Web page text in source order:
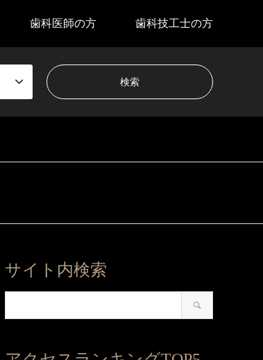
歯科医師の方 歯科技工士の方
サイト内検索